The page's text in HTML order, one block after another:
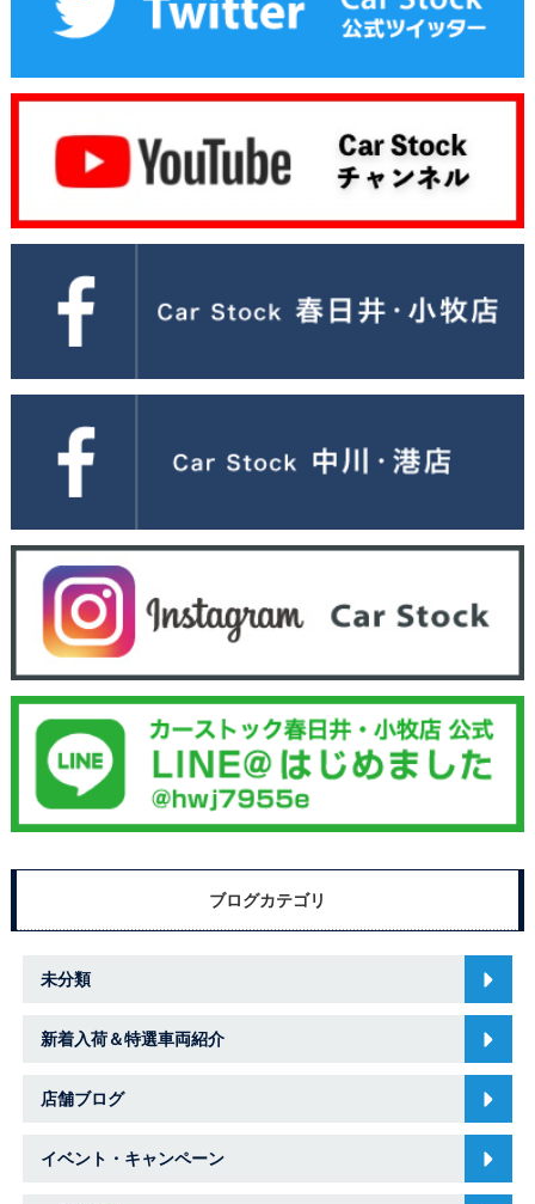
ブログカテゴリ
未分類
新着入荷＆特選車両紹介
店舗ブログ
イベント・キャンペーン